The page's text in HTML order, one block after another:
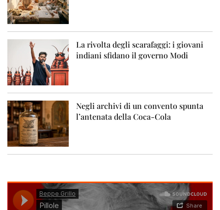
La rivolta degli scarafaggi: i giovani
indiani sfidano il governo Modi
Negli archivi di un convento spunta
l’antenata della Coca-Cola